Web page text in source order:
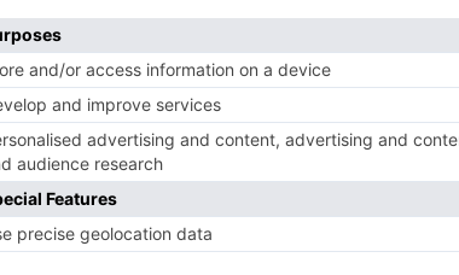
de Instagram, Facebook y Youtube en
sus exposiciones temporales,
de ciencia, música en directo y
cuenta con más de 100.000 seguidores en
seguir todas estas actividades con el
el miércoles, 6 de mayo, será Aurora